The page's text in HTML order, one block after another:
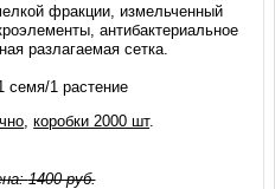
фракции, измельченный
антибактериальное
разлагаемая сетка.
семя/1 растение
,коробки 2000 шт.
1400руб.